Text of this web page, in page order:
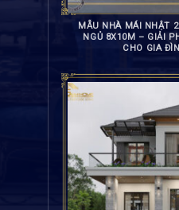
MẪU NHÀ MÁI NHẬT
NGỦ 8X10M – GIẢI
CHO GIA